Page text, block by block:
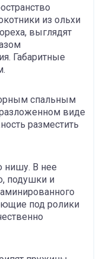
из ольхи
выглядят
Габаритные
спальным
виде
разместить
нишу. В нее
подушки и
под ролики